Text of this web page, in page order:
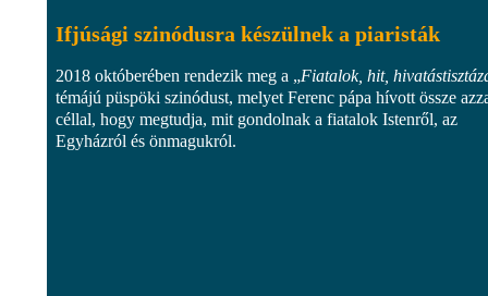
Ifjúsági szinódusra készülnek a piaristák
2018 októberében rendezik meg a „Fiatalok, hit,
témájú püspöki szinódust, melyet Ferenc pápa hívott össze
céllal, hogy megtudja, mit gondolnak a fiatalok Istenről, az
Egyházról és önmagukról.